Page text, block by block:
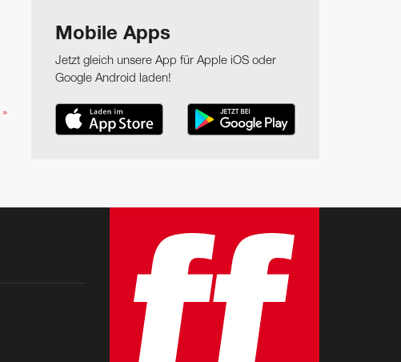
»
Mobile Apps
Jetzt gleich unsere App für Apple iOS oder
Google Android laden!